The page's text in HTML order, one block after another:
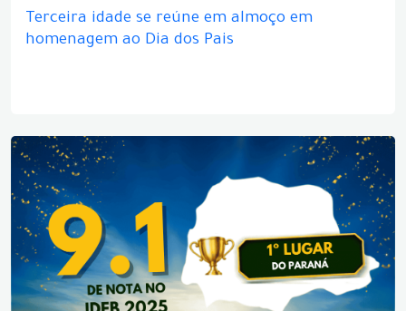
Terceira idade se reúne em almoço em
homenagem ao Dia dos Pais